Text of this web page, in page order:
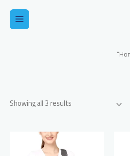
Main
Showing all 3 results